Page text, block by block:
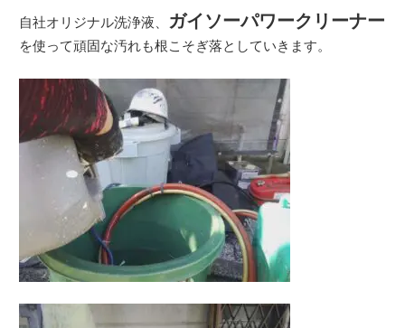
自社オリジナル洗浄液、 ガイソーパワークリーナー
を使って頑固な汚れも根こそぎ落としていきます。